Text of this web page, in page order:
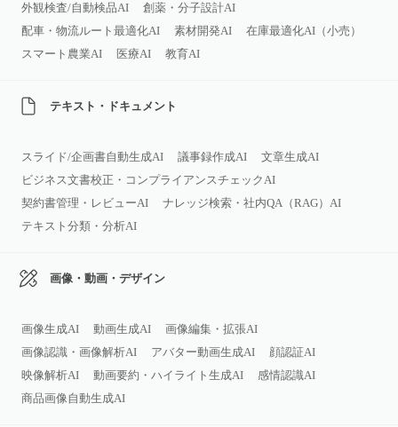
外観検査/自動検品AI
創薬・分子設計AI
配車・物流ルート最適化AI
素材開発AI
在庫最適化AI（小売）
スマート農業AI
医療AI 教育AI
テキスト・ドキュメント
スライド/企画書自動生成AI 議事録作成AI
文章生成AI
ビジネス文書校正・コンプライアンスチェックAI
契約書管理・レビューAI
ナレッジ検索・社内QA（RAG）AI
テキスト分類・分析AI
画像・動画・デザイン
画像生成AI 動画生成AI
画像編集・拡張AI
画像認識・画像解析AI
アバター動画生成AI
顔認証AI
映像解析AI
動画要約・ハイライト生成AI
感情認識AI
商品画像自動生成AI